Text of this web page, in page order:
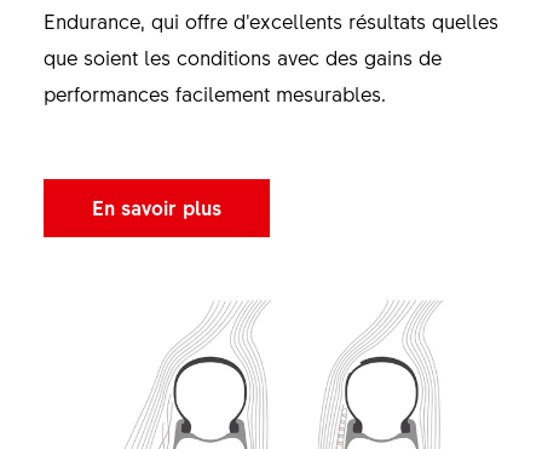
Endurance, qui offre d’excellents résultats quelles
que soient les conditions avec des gains de
performances facilement mesurables.
En savoir plus